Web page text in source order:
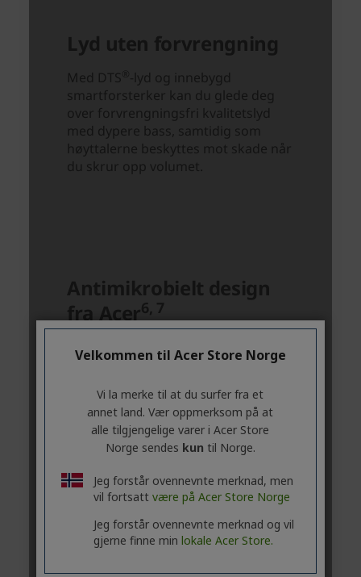
Velkommen til Acer Store Norge
Vi la merke til at du surfer fra et
annet land. Vær oppmerksom på at
alle tilgjengelige varer i Acer Store
Norge sendes kun til Norge.
Jeg forstår ovennevnte merknad, men
vil fortsatt være på Acer Store Norge
Jeg forstår ovennevnte merknad og vil
gjerne finne min lokale Acer Store.